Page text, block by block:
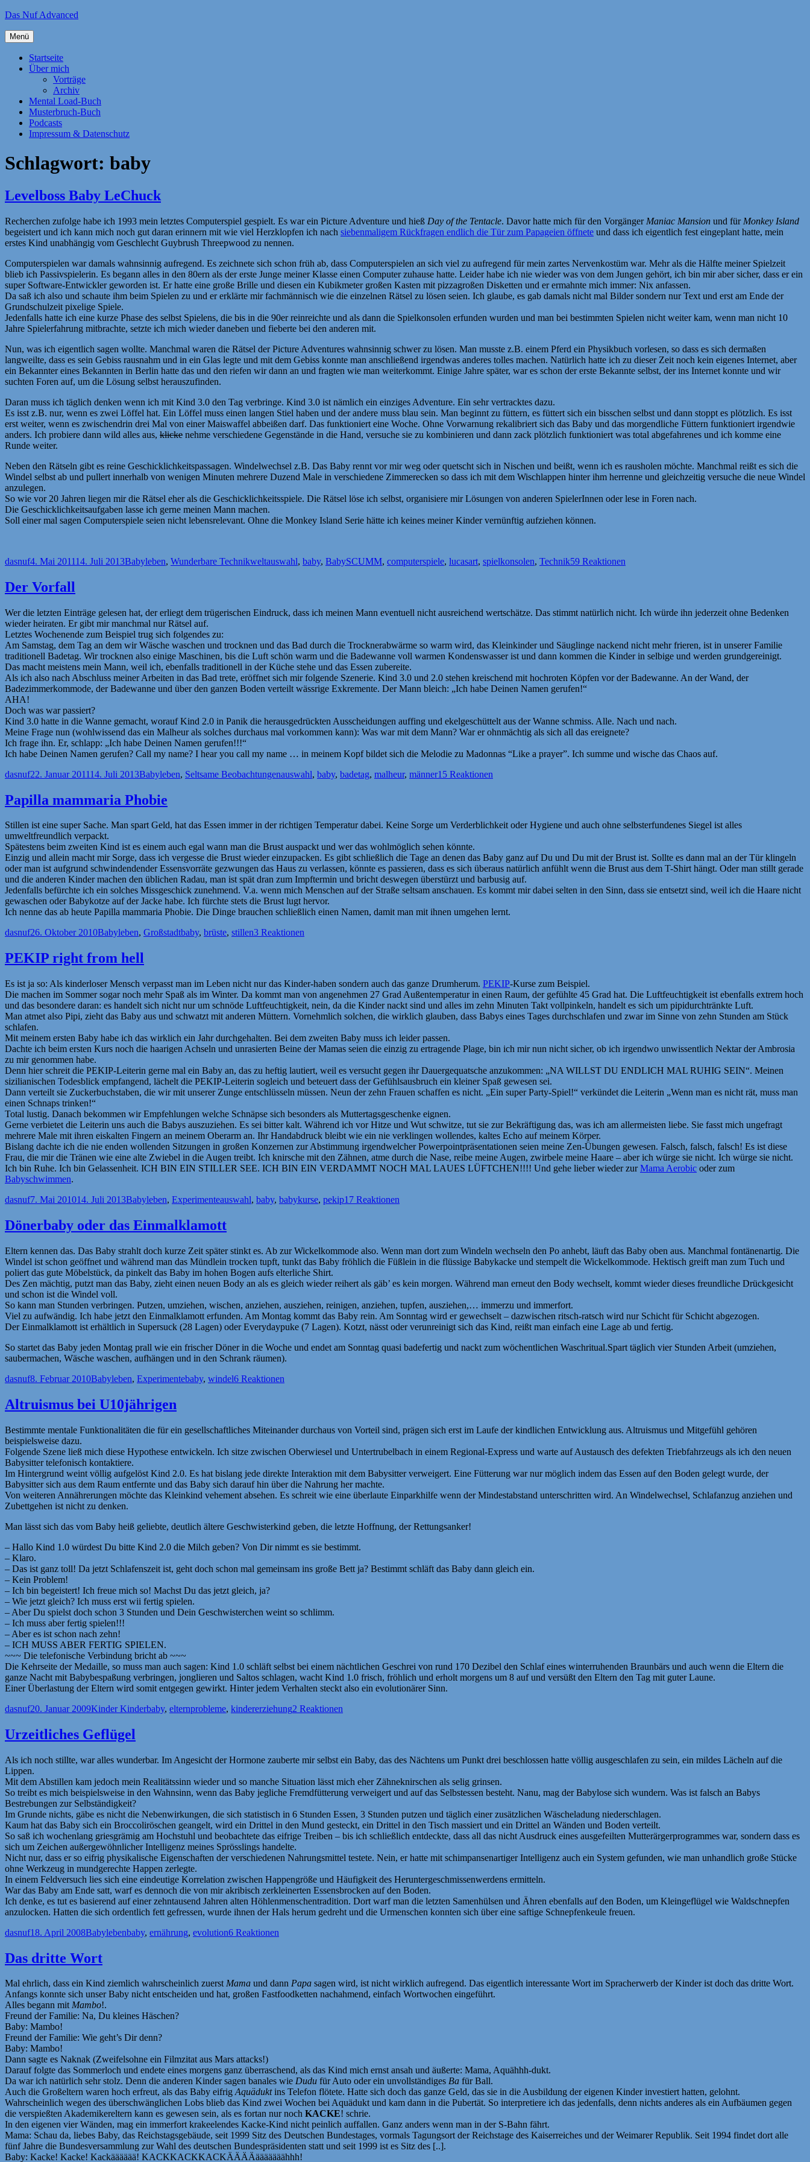
Zum
springen
Das Nuf Advanced
Menü
Startseite
Über mich
Vorträge
Archiv
Mental Load-Buch
Musterbruch-Buch
Podcasts
Impressum & Datenschutz
Schlagwort: baby
Levelboss Baby LeChuck
Recherchen zufolge habe ich 1993 mein letztes Computerspiel gespielt. Es war ein Picture Adventure und hieß Day of the Tentacle. Davor hatte mich für den Vorgänger Maniac Mansion und für Monkey Island
begeistert und ich kann mich noch gut daran erinnern mit wie viel Herzklopfen ich nach siebenmaligem Rückfragen endlich die Tür zum Papageien öffnete und dass ich eigentlich fest eingeplant hatte, mein
erstes Kind unabhängig vom Geschlecht Guybrush Threepwood zu nennen.
Computerspielen war damals wahnsinnig aufregend. Es zeichnete sich schon früh ab, dass Computerspielen an sich viel zu aufregend für mein zartes Nervenkostüm war. Mehr als die Hälfte meiner Spielzeit
blieb ich Passivspielerin. Es begann alles in den 80ern als der erste Junge meiner Klasse einen Computer zuhause hatte. Leider habe ich nie wieder was von dem Jungen gehört, ich bin mir aber sicher, dass er ein
super Software-Entwickler geworden ist. Er hatte eine große Brille und diesen ein Kubikmeter großen Kasten mit pizzagroßen Disketten und er ermahnte mich immer: Nix anfassen.
Da saß ich also und schaute ihm beim Spielen zu und er erklärte mir fachmännisch wie die einzelnen Rätsel zu lösen seien. Ich glaube, es gab damals nicht mal Bilder sondern nur Text und erst am Ende der
Grundschulzeit pixelige Spiele.
Jedenfalls hatte ich eine kurze Phase des selbst Spielens, die bis in die 90er reinreichte und als dann die Spielkonsolen erfunden wurden und man bei bestimmten Spielen nicht weiter kam, wenn man nicht 10
Jahre Spielerfahrung mitbrachte, setzte ich mich wieder daneben und fieberte bei den anderen mit.
Nun, was ich eigentlich sagen wollte. Manchmal waren die Rätsel der Picture Adventures wahnsinnig schwer zu lösen. Man musste z.B. einem Pferd ein Physikbuch vorlesen, so dass es sich dermaßen
langweilte, dass es sein Gebiss rausnahm und in ein Glas legte und mit dem Gebiss konnte man anschließend irgendwas anderes tolles machen. Natürlich hatte ich zu dieser Zeit noch kein eigenes Internet, aber
ein Bekannter eines Bekannten in Berlin hatte das und den riefen wir dann an und fragten wie man weiterkommt. Einige Jahre später, war es schon der erste Bekannte selbst, der ins Internet konnte und wir
suchten Foren auf, um die Lösung selbst herauszufinden.
Daran muss ich täglich denken wenn ich mit Kind 3.0 den Tag verbringe. Kind 3.0 ist nämlich ein einziges Adventure. Ein sehr vertracktes dazu.
Es isst z.B. nur, wenn es zwei Löffel hat. Ein Löffel muss einen langen Stiel haben und der andere muss blau sein. Man beginnt zu füttern, es füttert sich ein bisschen selbst und dann stoppt es plötzlich. Es isst
erst weiter, wenn es zwischendrin drei Mal von einer Maiswaffel abbeißen darf. Das funktioniert eine Woche. Ohne Vorwarnung rekalibriert sich das Baby und das morgendliche Füttern funktioniert irgendwie
anders. Ich probiere dann wild alles aus, klicke nehme verschiedene Gegenstände in die Hand, versuche sie zu kombinieren und dann zack plötzlich funktioniert was total abgefahrenes und ich komme eine
Runde weiter.
Neben den Rätseln gibt es reine Geschicklichkeitspassagen. Windelwechsel z.B. Das Baby rennt vor mir weg oder quetscht sich in Nischen und beißt, wenn ich es rausholen möchte. Manchmal reißt es sich die
Windel selbst ab und pullert innerhalb von wenigen Minuten mehrere Duzend Male in verschiedene Zimmerecken so dass ich mit dem Wischlappen hinter ihm herrenne und gleichzeitig versuche die neue Windel
anzulegen.
So wie vor 20 Jahren liegen mir die Rätsel eher als die Geschicklichkeitsspiele. Die Rätsel löse ich selbst, organisiere mir Lösungen von anderen SpielerInnen oder lese in Foren nach.
Die Geschicklichkeitsaufgaben lasse ich gerne meinen Mann machen.
Soll einer mal sagen Computerspiele seien nicht lebensrelevant. Ohne die Monkey Island Serie hätte ich keines meiner Kinder vernünftig aufziehen können.
Autor
dasnufVeröffentlicht
4. Mai 201114. Juli 2013Kategorien
Babyleben, Wunderbare TechnikweltSchlagwörter
auswahl, baby, BabySCUMM, computerspiele, lucasart, spielkonsolen, Technik59 Reaktionen
Der Vorfall
Wer die letzten Einträge gelesen hat, der erliegt dem trügerischen Eindruck, dass ich meinen Mann eventuell nicht ausreichend wertschätze. Das stimmt natürlich nicht. Ich würde ihn jederzeit ohne Bedenken
wieder heiraten. Er gibt mir manchmal nur Rätsel auf.
Letztes Wochenende zum Beispiel trug sich folgendes zu:
Am Samstag, dem Tag an dem wir Wäsche waschen und trocknen und das Bad durch die Trocknerabwärme so warm wird, das Kleinkinder und Säuglinge nackend nicht mehr frieren, ist in unserer Familie
traditionell Badetag. Wir trocknen also einige Maschinen, bis die Luft schön warm und die Badewanne voll warmen Kondenswasser ist und dann kommen die Kinder in selbige und werden grundgereinigt.
Das macht meistens mein Mann, weil ich, ebenfalls traditionell in der Küche stehe und das Essen zubereite.
Als ich also nach Abschluss meiner Arbeiten in das Bad trete, eröffnet sich mir folgende Szenerie. Kind 3.0 und 2.0 stehen kreischend mit hochroten Köpfen vor der Badewanne. An der Wand, der
Badezimmerkommode, der Badewanne und über den ganzen Boden verteilt wässrige Exkremente. Der Mann bleich: „Ich habe Deinen Namen gerufen!“
AHA!
Doch was war passiert?
Kind 3.0 hatte in die Wanne gemacht, worauf Kind 2.0 in Panik die herausgedrückten Ausscheidungen auffing und ekelgeschüttelt aus der Wanne schmiss. Alle. Nach und nach.
Meine Frage nun (wohlwissend das ein Malheur als solches durchaus mal vorkommen kann): Was war mit dem Mann? War er ohnmächtig als sich all das ereignete?
Ich frage ihn. Er, schlapp: „Ich habe Deinen Namen gerufen!!!“
Ich habe Deinen Namen gerufen? Call my name? I hear you call my name … in meinem Kopf bildet sich die Melodie zu Madonnas “Like a prayer”. Ich summe und wische das Chaos auf.
Autor
dasnufVeröffentlicht
22. Januar 201114. Juli 2013Kategorien
Babyleben, Seltsame BeobachtungenSchlagwörter
auswahl, baby, badetag, malheur, männer15 Reaktionen
Papilla mammaria Phobie
Stillen ist eine super Sache. Man spart Geld, hat das Essen immer in der richtigen Temperatur dabei. Keine Sorge um Verderblichkeit oder Hygiene und auch ohne selbsterfundenes Siegel ist alles
umweltfreundlich verpackt.
Spätestens beim zweiten Kind ist es einem auch egal wann man die Brust auspackt und wer das wohlmöglich sehen könnte.
Einzig und allein macht mir Sorge, dass ich vergesse die Brust wieder einzupacken. Es gibt schließlich die Tage an denen das Baby ganz auf Du und Du mit der Brust ist. Sollte es dann mal an der Tür klingeln
oder man ist aufgrund schwindendender Essensvorräte gezwungen das Haus zu verlassen, könnte es passieren, dass es sich überaus natürlich anfühlt wenn die Brust aus dem T-Shirt hängt. Oder man stillt gerade
und die anderen Kinder machen den üblichen Radau, man ist spät dran zum Impftermin und bricht deswegen überstürzt und barbusig auf.
Jedenfalls befürchte ich ein solches Missgeschick zunehmend. V.a. wenn mich Menschen auf der Straße seltsam anschauen. Es kommt mir dabei selten in den Sinn, dass sie entsetzt sind, weil ich die Haare nicht
gewaschen oder Babykotze auf der Jacke habe. Ich fürchte stets die Brust lugt hervor.
Ich nenne das ab heute Papilla mammaria Phobie. Die Dinge brauchen schließlich einen Namen, damit man mit ihnen umgehen lernt.
Autor
dasnufVeröffentlicht
26. Oktober 2010Kategorien
Babyleben, GroßstadtSchlagwörter
baby, brüste, stillen3 Reaktionen
PEKIP right from hell
Es ist ja so: Als kinderloser Mensch verpasst man im Leben nicht nur das Kinder-haben sondern auch das ganze Drumherum. PEKIP-Kurse zum Beispiel.
Die machen im Sommer sogar noch mehr Spaß als im Winter. Da kommt man von angenehmen 27 Grad Außentemperatur in einen Raum, der gefühlte 45 Grad hat. Die Luftfeuchtigkeit ist ebenfalls extrem hoch
und das besondere daran: es handelt sich nicht nur um schnöde Luftfeuchtigkeit, nein, da die Kinder nackt sind und alles im zehn Minuten Takt vollpinkeln, handelt es sich um pipidurchtränkte Luft.
Man atmet also Pipi, zieht das Baby aus und schwatzt mit anderen Müttern. Vornehmlich solchen, die wirklich glauben, dass Babys eines Tages durchschlafen und zwar im Sinne von zehn Stunden am Stück
schlafen.
Mit meinem ersten Baby habe ich das wirklich ein Jahr durchgehalten. Bei dem zweiten Baby muss ich leider passen.
Dachte ich beim ersten Kurs noch die haarigen Achseln und unrasierten Beine der Mamas seien die einzig zu ertragende Plage, bin ich mir nun nicht sicher, ob ich irgendwo unwissentlich Nektar der Ambrosia
zu mir genommen habe.
Denn hier schreit die PEKIP-Leiterin gerne mal ein Baby an, das zu heftig lautiert, weil es versucht gegen ihr Dauergequatsche anzukommen: „NA WILLST DU ENDLICH MAL RUHIG SEIN“. Meinen
sizilianischen Todesblick empfangend, lächelt die PEKIP-Leiterin sogleich und beteuert dass der Gefühlsausbruch ein kleiner Spaß gewesen sei.
Dann verteilt sie Zuckerbuchstaben, die wir mit unserer Zunge entschlüsseln müssen. Neun der zehn Frauen schaffen es nicht. „Ein super Party-Spiel!“ verkündet die Leiterin „Wenn man es nicht rät, muss man
einen Schnaps trinken!“
Total lustig. Danach bekommen wir Empfehlungen welche Schnäpse sich besonders als Muttertagsgeschenke eignen.
Gerne verbietet die Leiterin uns auch die Babys auszuziehen. Es sei bitter kalt. Während ich vor Hitze und Wut schwitze, tut sie zur Bekräftigung das, was ich am allermeisten liebe. Sie fasst mich ungefragt
mehrere Male mit ihren eiskalten Fingern an meinem Oberarm an. Ihr Handabdruck bleibt wie ein nie verklingen wollendes, kaltes Echo auf meinem Körper.
Bislang dachte ich die nie enden wollenden Sitzungen in großen Konzernen zur Abstimmung irgendwelcher Powerpointpräsentationen seien meine Zen-Übungen gewesen. Falsch, falsch, falsch! Es ist diese
Frau, die mir die Tränen wie eine alte Zwiebel in die Augen treibt. Ich knirsche mit den Zähnen, atme durch die Nase, reibe meine Augen, zwirbele meine Haare – aber ich würge sie nicht. Ich würge sie nicht.
Ich bin Ruhe. Ich bin Gelassenheit. ICH BIN EIN STILLER SEE. ICH BIN EIN VERDAMMT NOCH MAL LAUES LÜFTCHEN!!!! Und gehe lieber wieder zurMama Aerobic oder zum
Babyschwimmen.
Autor
dasnufVeröffentlicht
7. Mai 201014. Juli 2013Kategorien
Babyleben, ExperimenteSchlagwörter
auswahl, baby, babykurse, pekip17 Reaktionen
Dönerbaby oder das Einmalklamott
Eltern kennen das. Das Baby strahlt doch kurze Zeit später stinkt es. Ab zur Wickelkommode also. Wenn man dort zum Windeln wechseln den Po anhebt, läuft das Baby oben aus. Manchmal fontänenartig. Die
Windel ist schon geöffnet und während man das Mündlein trocken tupft, tunkt das Baby fröhlich die Füßlein in die flüssige Babykacke und stempelt die Wickelkommode. Hektisch greift man zum Tuch und
poliert das gute Möbelstück, da pinkelt das Baby im hohen Bogen aufs elterliche Shirt.
Des Zen mächtig, putzt man das Baby, zieht einen neuen Body an als es gleich wieder reihert als gäb’ es kein morgen. Während man erneut den Body wechselt, kommt wieder dieses freundliche Drückgesicht
und schon ist die Windel voll.
So kann man Stunden verbringen. Putzen, umziehen, wischen, anziehen, ausziehen, reinigen, anziehen, tupfen, ausziehen,… immerzu und immerfort.
Viel zu aufwändig. Ich habe jetzt den Einmalklamott erfunden. Am Montag kommt das Baby rein. Am Sonntag wird er gewechselt – dazwischen ritsch-ratsch wird nur Schicht für Schicht abgezogen.
Der Einmalklamott ist erhältlich in Supersuck (28 Lagen) oder Everydaypuke (7 Lagen). Kotzt, nässt oder verunreinigt sich das Kind, reißt man einfach eine Lage ab und fertig.
So startet das Baby jeden Montag prall wie ein frischer Döner in die Woche und endet am Sonntag quasi badefertig und nackt zum wöchentlichen Waschritual.Spart täglich vier Stunden Arbeit (umziehen,
saubermachen, Wäsche waschen, aufhängen und in den Schrank räumen).
Autor
dasnufVeröffentlicht
8. Februar 2010Kategorien
Babyleben, ExperimenteSchlagwörter
baby, windel6 Reaktionen
Altruismus bei U10jährigen
Bestimmte mentale Funktionalitäten die für ein gesellschaftliches Miteinander durchaus von Vorteil sind, prägen sich erst im Laufe der kindlichen Entwicklung aus. Altruismus und Mitgefühl gehören
beispielsweise dazu.
Folgende Szene ließ mich diese Hypothese entwickeln. Ich sitze zwischen Oberwiesel und Untertrubelbach in einem Regional-Express und warte auf Austausch des defekten Triebfahrzeugs als ich den neuen
Babysitter telefonisch kontaktiere.
Im Hintergrund weint völlig aufgelöst Kind 2.0. Es hat bislang jede direkte Interaktion mit dem Babysitter verweigert. Eine Fütterung war nur möglich indem das Essen auf den Boden gelegt wurde, der
Babysitter sich aus dem Raum entfernte und das Baby sich darauf hin über die Nahrung her machte.
Von weiteren Annährerungen möchte das Kleinkind vehement absehen. Es schreit wie eine überlaute Einparkhilfe wenn der Mindestabstand unterschritten wird. An Windelwechsel, Schlafanzug anziehen und
Zubettgehen ist nicht zu denken.
Man lässt sich das vom Baby heiß geliebte, deutlich ältere Geschwisterkind geben, die letzte Hoffnung, der Rettungsanker!
– Hallo Kind 1.0 würdest Du bitte Kind 2.0 die Milch geben? Von Dir nimmt es sie bestimmt.
– Klaro.
– Das ist ganz toll! Da jetzt Schlafenszeit ist, geht doch schon mal gemeinsam ins große Bett ja? Bestimmt schläft das Baby dann gleich ein.
– Kein Problem!
– Ich bin begeistert! Ich freue mich so! Machst Du das jetzt gleich, ja?
– Wie jetzt gleich? Ich muss erst wii fertig spielen.
– Aber Du spielst doch schon 3 Stunden und Dein Geschwisterchen weint so schlimm.
– Ich muss aber fertig spielen!!!
– Aber es ist schon nach zehn!
– ICH MUSS ABER FERTIG SPIELEN.
~~~ Die telefonische Verbindung bricht ab ~~~
Die Kehrseite der Medaille, so muss man auch sagen: Kind 1.0 schläft selbst bei einem nächtlichen Geschrei von rund 170 Dezibel den Schlaf eines winterruhenden Braunbärs und auch wenn die Eltern die
ganze Nacht mit Babybespaßung verbringen, jonglieren und Saltos schlagen, wacht Kind 1.0 frisch, fröhlich und erholt morgens um 8 auf und versüßt den Eltern den Tag mit guter Laune.
Einer Überlastung der Eltern wird somit entgegen gewirkt. Hinter jedem Verhalten steckt also ein evolutionärer Sinn.
Autor
dasnufVeröffentlicht
20. Januar 2009Kategorien
Kinder KinderSchlagwörter
baby, elternprobleme, kindererziehung2 Reaktionen
Urzeitliches Geflügel
Als ich noch stillte, war alles wunderbar. Im Angesicht der Hormone zauberte mir selbst ein Baby, das des Nächtens um Punkt drei beschlossen hatte völlig ausgeschlafen zu sein, ein mildes Lächeln auf die
Lippen.
Mit dem Abstillen kam jedoch mein Realitätssinn wieder und so manche Situation lässt mich eher Zähneknirschen als selig grinsen.
So treibt es mich beispielsweise in den Wahnsinn, wenn das Baby jegliche Fremdfütterung verweigert und auf das Selbstessen besteht. Nanu, mag der Babylose sich wundern. Was ist falsch an Babys
Bestrebungen zur Selbständigkeit?
Im Grunde nichts, gäbe es nicht die Nebenwirkungen, die sich statistisch in 6 Stunden Essen, 3 Stunden putzen und täglich einer zusätzlichen Wäscheladung niederschlagen.
Kaum hat das Baby sich ein Broccoliröschen geangelt, wird ein Drittel in den Mund gesteckt, ein Drittel in den Tisch massiert und ein Drittel an Wänden und Boden verteilt.
So saß ich wochenlang griesgrämig am Hochstuhl und beobachtete das eifrige Treiben – bis ich schließlich entdeckte, dass all das nicht Ausdruck eines ausgefeilten Mutterärgerprogrammes war, sondern dass es
sich um Zeichen außergewöhnlicher Intelligenz meines Sprösslings handelte.
Nicht nur, dass er so eifrig physikalische Eigenschaften der verschiedenen Nahrungsmittel testete. Nein, er hatte mit schimpansenartiger Intelligenz auch ein System gefunden, wie man unhandlich große Stücke
ohne Werkzeug in mundgerechte Happen zerlegte.
In einem Feldversuch lies sich eine eindeutige Korrelation zwischen Happengröße und Häufigkeit des Heruntergeschmissenwerdens ermitteln.
War das Baby am Ende satt, warf es dennoch die von mir akribisch zerkleinerten Essensbrocken auf den Boden.
Ich denke, es tut es basierend auf einer zehntausend Jahren alten Höhlenmenschentradition. Dort warf man die letzten Samenhülsen und Ähren ebenfalls auf den Boden, um Kleingeflügel wie Waldschnepfen
anzulocken. Hatten die sich ordentlich fett gefressen, wurde ihnen der Hals herum gedreht und die Urmenschen konnten sich über eine saftige Schnepfenkeule freuen.
Autor
dasnufVeröffentlicht
18. April 2008Kategorien
BabylebenSchlagwörter
baby, ernährung, evolution6 Reaktionen
Das dritte Wort
Mal ehrlich, dass ein Kind ziemlich wahrscheinlich zuerstMama und dann Papa sagen wird, ist nicht wirklich aufregend. Das eigentlich interessante Wort im Spracherwerb der Kinder ist doch das dritte Wort.
Anfangs konnte sich unser Baby nicht entscheiden und hat, großen Fastfoodketten nachahmend, einfach Wortwochen eingeführt.
Alles begann mitMambo!.
Freund der Familie: Na, Du kleines Häschen?
Baby: Mambo!
Freund der Familie: Wie geht’s Dir denn?
Baby: Mambo!
Dann sagte es Naknak (Zweifelsohne ein Filmzitat aus Mars attacks!)
Darauf folgte das Sommerloch und endete eines morgens ganz überraschend, als das Kind mich ernst ansah und äußerte: Mama, Aquähhh-dukt.
Da war ich natürlich sehr stolz. Denn die anderen Kinder sagen banales wie Dudu für Auto oder ein unvollständiges Ba für Ball.
Auch die Großeltern waren hoch erfreut, als das Baby eifrigAquäduktins Telefon flötete. Hatte sich doch das ganze Geld, das sie in die Ausbildung der eigenen Kinder investiert hatten, gelohnt.
Wahrscheinlich wegen des überschwänglichen Lobs blieb das Kind zwei Wochen bei Aquädukt und kam dann in die Pubertät. So interpretiere ich das jedenfalls, denn nichts anderes als ein Aufbäumen gegen
die verspießten Akademikereltern kann es gewesen sein, als es fortan nur noch KACKE! schrie.
In den eigenen vier Wänden, mag ein immerfort krakeelendes Kacke-Kind nicht peinlich auffallen. Ganz anders wenn man in der S-Bahn fährt.
Mama: Schau da, liebes Baby, das Reichstagsgebäude, seit 1999 Sitz des Deutschen Bundestages, vormals Tagungsort der Reichstage des Kaiserreiches und der Weimarer Republik. Seit 1994 findet dort alle
fünf Jahre die Bundesversammlung zur Wahl des deutschen Bundespräsidenten statt und seit 1999 ist es Sitz des [..].
Baby: Kacke! Kacke! Kackääääää! KACKKACKKACKÄÄÄÄääääääähhh!